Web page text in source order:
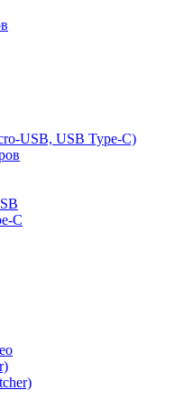
USB, USB Type-C)
C